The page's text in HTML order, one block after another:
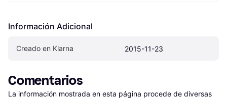
Información Adicional
Creado en Klarna 2015-11-23
Comentarios
La información mostrada en esta página procede de diversas